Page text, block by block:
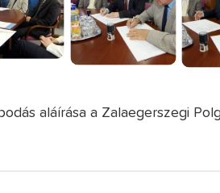
aláírása a Zalaegerszegi